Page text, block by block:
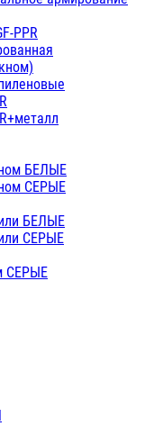
PPR
БЕЛЫЕ
СЕРЫЕ
БЕЛЫЕ
СЕРЫЕ
СЕРЫЕ